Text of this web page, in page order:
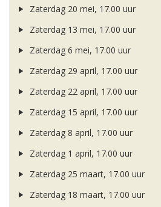
Zaterdag 20 mei, 17.00 uur
Zaterdag 13 mei, 17.00 uur
Zaterdag 6 mei, 17.00 uur
Zaterdag 29 april, 17.00 uur
Zaterdag 22 april, 17.00 uur
Zaterdag 15 april, 17.00 uur
Zaterdag 8 april, 17.00 uur
Zaterdag 1 april, 17.00 uur
Zaterdag 25 maart, 17.00 uur
Zaterdag 18 maart, 17.00 uur